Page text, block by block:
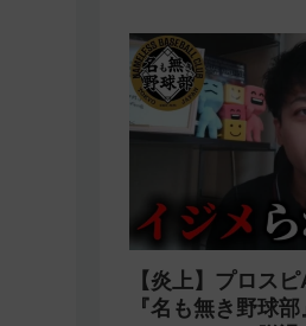
【炎上】プロス
『名も無き野球